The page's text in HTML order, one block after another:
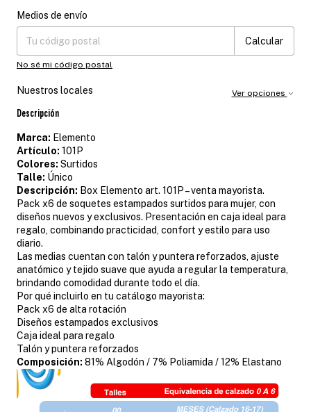
Entregas para el CP:
Medios de envío
Calcular
No sé mi código postal
Nuestros locales Ver opciones
Descripción
Marca: Elemento
Artículo: 101P
Colores: Surtidos
Talle: Único
Descripción: Box Elemento art. 101P – venta mayorista.
Pack x6 de soquetes estampados surtidos para mujer, con
diseños nuevos y exclusivos. Presentación en caja ideal para
regalo, combinando practicidad, confort y estilo para uso
diario.
Las medias cuentan con talón y puntera reforzados, ajuste
anatómico y tejido suave que ayuda a regular la temperatura,
brindando comodidad durante todo el día.
Por qué incluirlo en tu catálogo mayorista:
Pack x6 de alta rotación
Diseños estampados exclusivos
Caja ideal para regalo
Talón y puntera reforzados
Composición: 81% Algodón / 7% Poliamida / 12% Elastano